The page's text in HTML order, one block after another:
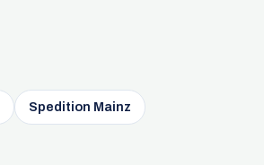
Spedition Mainz